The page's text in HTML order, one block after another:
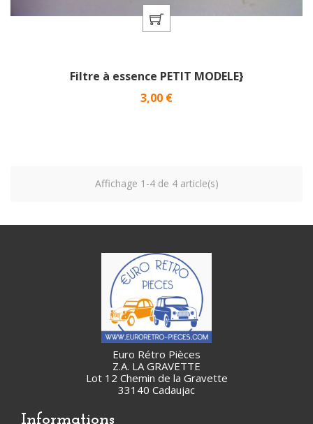
Filtre à essence PETIT MODELE}
Prix
3,00 €
Affichage 1-4 de 4 article(s)
Euro Rétro Pièces
Z.A. LA GRAVETTE
Lot 12 Chemin de la Gravette
33140 Cadaujac
Informations